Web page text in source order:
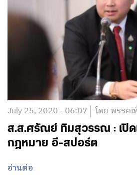
July 25, 2020 - 06:07 โดย พรรคเ
ส.ส.ศรัณย์ ทิมสุวรรณ : เปิ
กฎหมาย อี-สปอร์ต
อ่านต่อ